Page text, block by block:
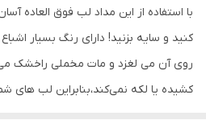
با استفاده از این مداد لب فوق العاده
کنید و سایه بزنید! دارای رنگ بسیار
روی آن می لغزد و مات مخملی راخشک
کشیده یا لکه نمی‌کند،بنابراین لب های